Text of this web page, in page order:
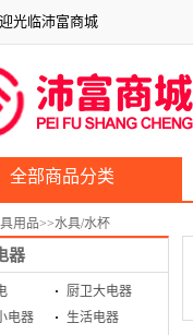
光临沛富商城
全部商品分类
用品>>水具/水杯
器
厨卫大电器
电器
生活电器